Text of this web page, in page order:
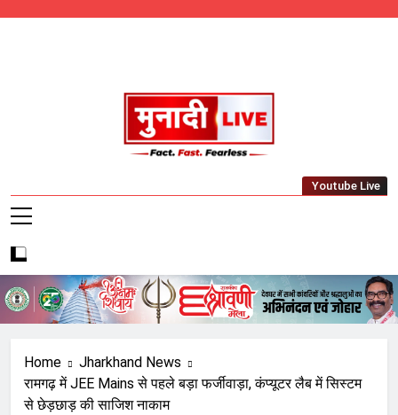
Munadi Live – Jharkhand's Leading Local
Youtube Live
Home
Jharkhand News
रामगढ़ में JEE Mains से पहले बड़ा फर्जीवाड़ा, कंप्यूटर लैब में सिस्टम
से छेड़छाड़ की साजिश नाकाम